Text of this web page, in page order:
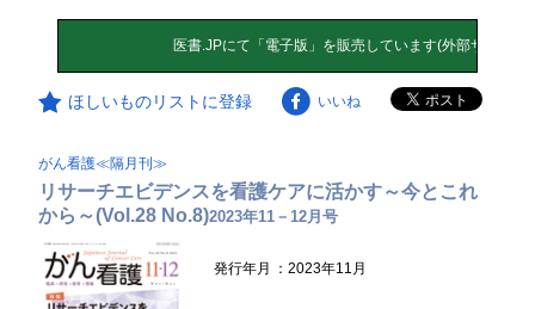
ほしいものリストに登録 いいね
がん看護≪隔月刊≫
リサーチエビデンスを看護ケアに活かす～今とこれ
から～(Vol.28 No.8)2023年11－12月号
発行年月 ：2023年11月